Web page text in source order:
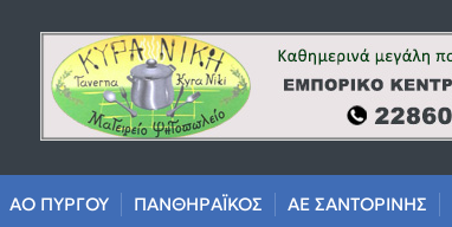
ΑΟ ΠΥΡΓΟΥ ΠΑΝΘΗΡΑΪΚΟΣ ΑΕ ΣΑΝΤΟΡΙΝΗΣ